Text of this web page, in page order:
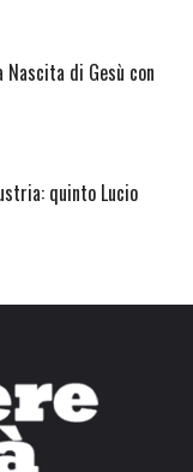
di Gesù con
quinto Lucio